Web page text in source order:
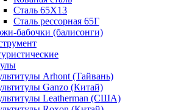
Сталь 65Х13
Сталь рессорная 65Г
бабочки (балисонги)
Arhont (Тайвань)
Ganzo (Китай)
Leatherman (США)